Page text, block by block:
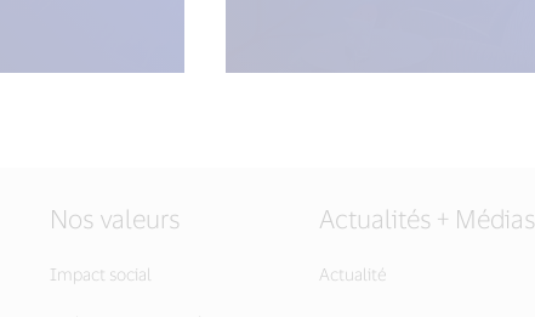
Nos valeurs
Impact social
Actualités + Médias
Actualité